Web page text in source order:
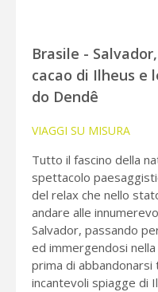
Brasile -
cacao di Ilheus e
do Dendê
VIAGGI SU MISURA
Tutto il fascino della
spettacolo
del relax che nello
andare alle
Salvador, passando
ed immergendosi
prima di
incantevoli spiagge di